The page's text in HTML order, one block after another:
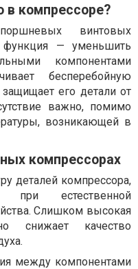
в компрессоре?
винтовых
функция — уменьшить
компонентами
бесперебойную
его детали от
важно, помимо
возникающей в
компрессорах
деталей компрессора,
при естественной
Слишком высокая
снижает качество
между компонентами